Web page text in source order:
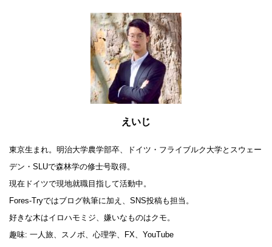
えいじ
東京生まれ。明治大学農学部卒、ドイツ・フライブルク大学とスウェー
デン・SLUで森林学の修士号取得。
現在ドイツで現地就職目指して活動中。
Fores-Tryではブログ執筆に加え、SNS投稿も担当。
好きな木はイロハモミジ、嫌いなものはクモ。
趣味: 一人旅、スノボ、心理学、FX、YouTube